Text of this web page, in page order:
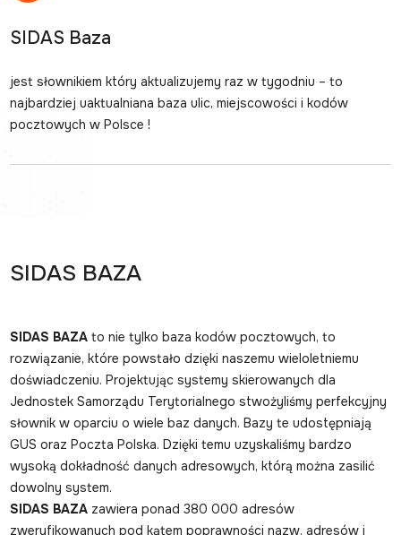
SIDAS Baza
jest słownikiem który aktualizujemy raz w tygodniu – to
najbardziej uaktualniana baza ulic, miejscowości i kodów
pocztowych w Polsce !
SIDAS BAZA
SIDAS BAZA to nie tylko baza kodów pocztowych, to
rozwiązanie, które powstało dzięki naszemu wieloletniemu
doświadczeniu. Projektując systemy skierowanych dla
Jednostek Samorządu Terytorialnego stwożyliśmy perfekcyjny
słownik w oparciu o wiele baz danych. Bazy te udostępniają
GUS oraz Poczta Polska. Dzięki temu uzyskaliśmy bardzo
wysoką dokładność danych adresowych, którą można zasilić
dowolny system.
SIDAS BAZA zawiera ponad 380 000 adresów
zweryfikowanych pod kątem poprawności nazw, adresów i